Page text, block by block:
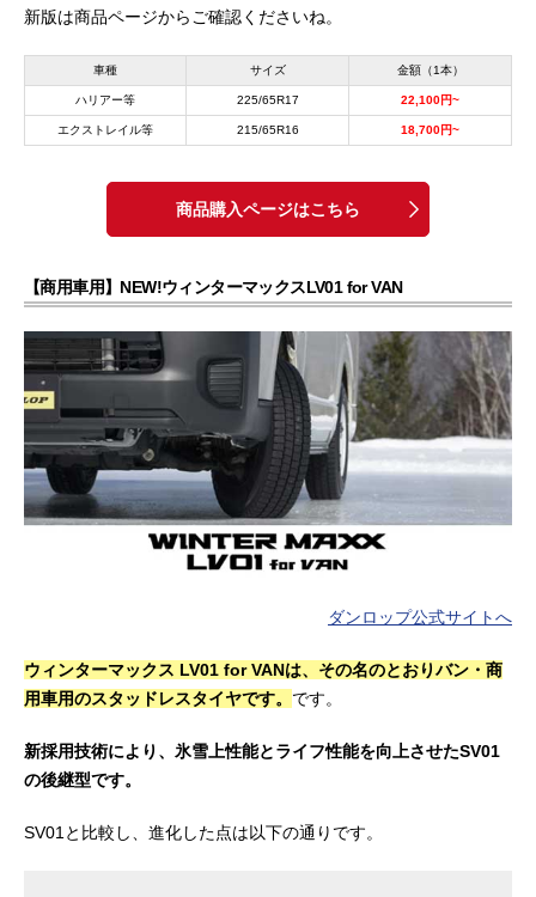
新版は商品ページからご確認くださいね。
車種 サイズ 金額（1本）
ハリアー等 225/65R17 22,100円~
エクストレイル等 215/65R16 18,700円~
商品購入ページはこちら
【商用車用】NEW!ウィンターマックスLV01 for VAN
ダンロップ公式サイトへ
ウィンターマックス LV01 for VANは、その名のとおりバン・商
用車用のスタッドレスタイヤです。 です。
新採用技術により、氷雪上性能とライフ性能を向上させたSV01
の後継型です。
SV01と比較し、進化した点は以下の通りです。